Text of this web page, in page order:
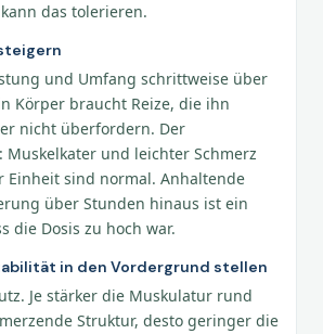
das tolerieren.
und Umfang schrittweise über
Körper braucht Reize, die ihn
nicht überfordern. Der
Muskelkater und leichter Schmerz
Einheit sind normal. Anhaltende
über Stunden hinaus ist ein
die Dosis zu hoch war.
in den Vordergrund stellen
Je stärker die Muskulatur rund
Struktur, desto geringer die